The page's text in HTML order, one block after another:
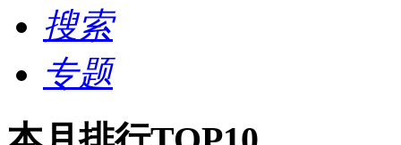
搜索
专题